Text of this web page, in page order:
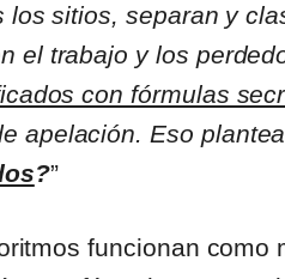
sitios, separan y
el trabajo y los
con fórmulas
apelación. Eso
?”
funcionan como